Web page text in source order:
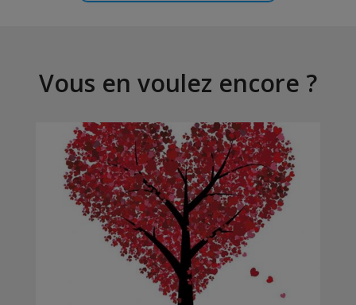
Vous en voulez encore ?